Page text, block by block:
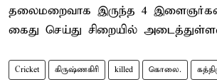
தலைமறைவாக இருந்த 4
கைது செய்து சிறையில்
Cricket கிருஷ்ணகிரி killed கொலை.